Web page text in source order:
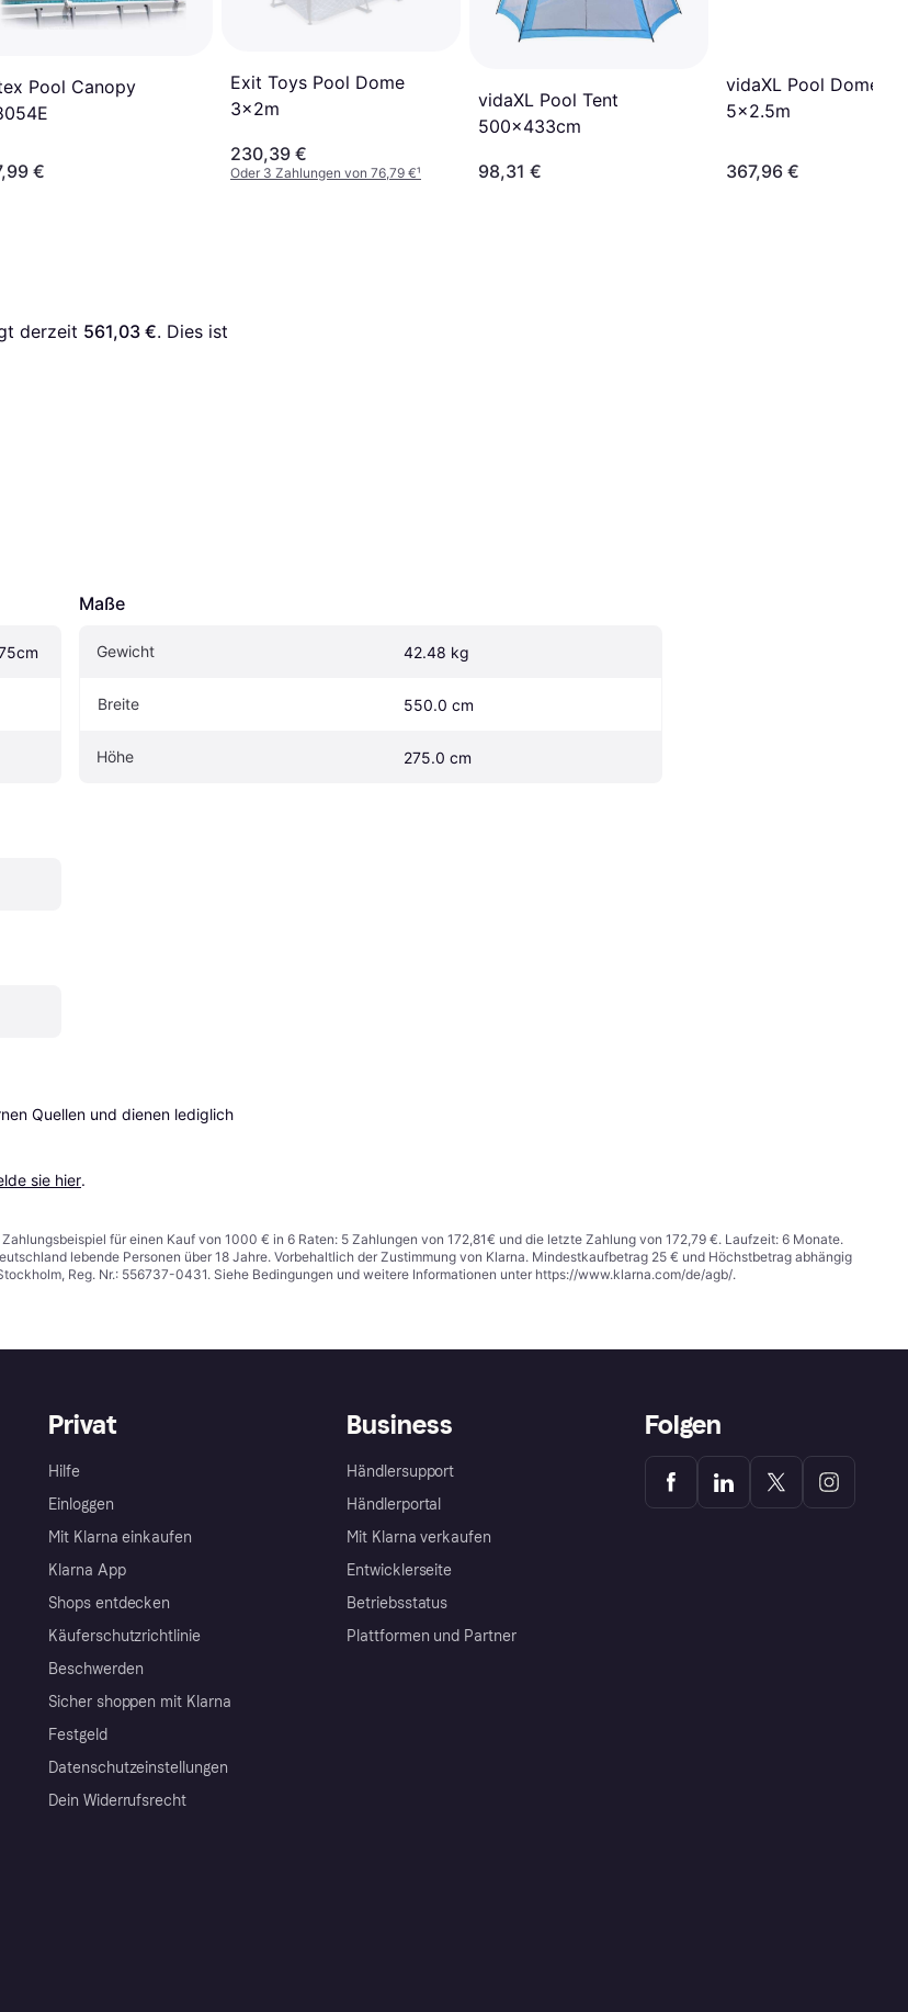
Pool Canopy
€
Exit Toys Pool Dome
3x2m
230,39 €
Oder 3 Zahlungen von 76,79 €¹
vidaXL Pool Tent
500x433cm
98,31 €
vidaXL Pool Dome
5x2.5m
367,96 €
derzeit 561,03 €. Dies ist
Maße
Gewicht 42.48 kg
Breite 550.0 cm
Höhe 275.0 cm
Quellen und dienen lediglich
sie hier.
für einen Kauf von 1000 € in 6 Raten: 5 Zahlungen von 172,81€ und die letzte Zahlung von 172,79 €. Laufzeit: 6 Monate.
lebende Personen über 18 Jahre. Vorbehaltlich der Zustimmung von Klarna. Mindestkaufbetrag 25 € und Höchstbetrag abhängig
Reg. Nr.: 556737-0431. Siehe Bedingungen und weitere Informationen unter https://www.klarna.com/de/agb/.
Privat
Hilfe
Einloggen
Mit Klarna einkaufen
Klarna App
Shops entdecken
Käuferschutzrichtlinie
Beschwerden
Sicher shoppen mit Klarna
Festgeld
Datenschutzeinstellungen
Dein Widerrufsrecht
Business
Händlersupport
Händlerportal
Mit Klarna verkaufen
Entwicklerseite
Betriebsstatus
Plattformen und Partner
Folgen